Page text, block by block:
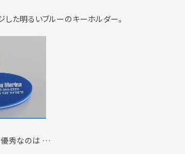
した明るいブルーのキーホルダー。
優秀なのは …